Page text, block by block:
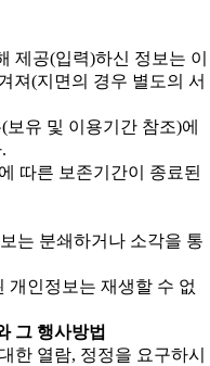
제공(입력)하신 정보는 이
져(지면의 경우 별도의 서
유 및 이용기간 참조)에
따른 보존기간이 종료된
는 분쇄하거나 소각을 통
개인정보는 재생할 수 없
그 행사방법
한 열람, 정정을 요구하시